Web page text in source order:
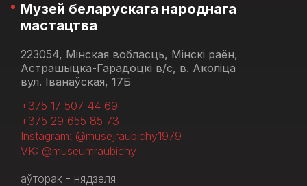
Музей беларускага народнага
мастацтва
223054, Мінская вобласць, Мінскі раён,
Астрашыцка-Гарадоцкі в/с, в. Аколіца
вул. Іванаўская, 17Б
+375 17 507 44 69
+375 29 655 85 73
Instagram: @musejraubichy1979
VK: @museumraubichy
аўторак - нядзеля